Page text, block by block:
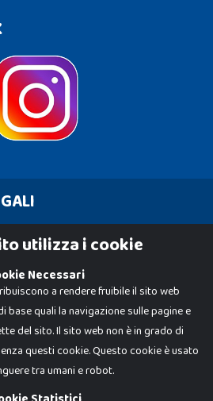
utilizza i cookie
Necessari
a rendere fruibile il sito web
base quali la navigazione sulle pagine e
del sito. Il sito web non è in grado di
questi cookie. Questo cookie è usato
tra umani e robot.